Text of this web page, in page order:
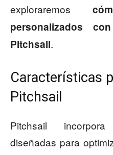
exploraremos
personalizados
Pitchsail.
Características
Pitchsail
Pitchsail
diseñadas para